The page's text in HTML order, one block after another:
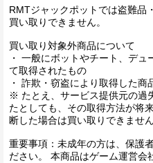
RMTジャックポットでは盗難品
買い取りできません。
買い取り対象外商品について
・ 一般にボットやチート、デ
て取得されたもの
・ 詐欺・窃盗により取得した
※ たとえ、サービス提供元の過
たとしても、その取得方法が将
断した場合は買い取りできません
重要事項：未成年の方は、保護
ださい。 本商品はゲーム運営会